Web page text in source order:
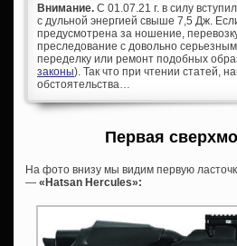
Внимание. С 01.07.21 г. в силу
с дульной энергией свыше 7,5 Дж.
предусмотрена за ношение,
преследование с довольно
переделку или ремонт подобных
законы). Так что при чтении статей,
обстоятельства…
Первая
На фото внизу мы видим первую
— «Hatsan Hercules»: